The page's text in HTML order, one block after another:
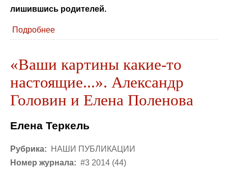
лишившись родителей.
Подробнее
«Ваши картины какие-то
настоящие...». Александр
Головин и Елена Поленова
Елена Теркель
Рубрика:
НАШИ ПУБЛИКАЦИИ
Номер журнала: #3 2014 (44)